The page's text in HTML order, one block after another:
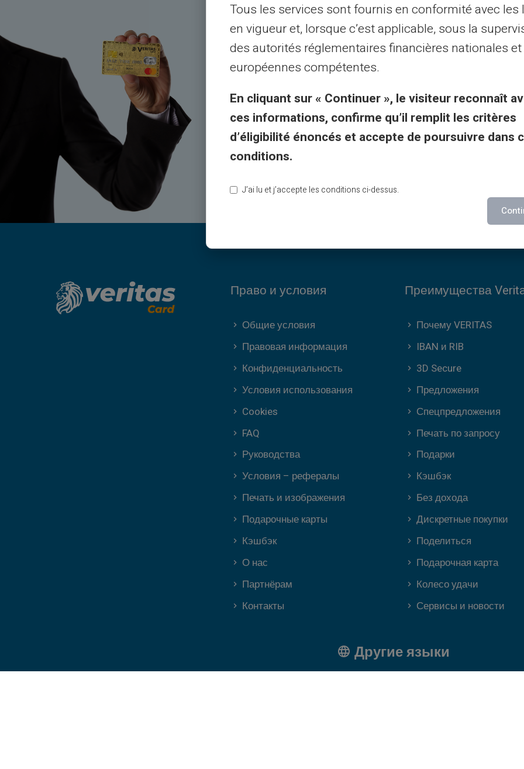
Обслуживание и
реальными людьми, а не
Обслуживание клиентов на английском языке к вашим
по билету 24/24, по
телефону с понедельника по субботу с 9:00 до
Свяжитесь с нами
Право и условия
Общие условия
Правовая информация
Конфиденциальность
Условия использования
Cookies
FAQ
Руководства
Условия – рефералы
Печать и изображения
Подарочные карты
Кэшбэк
О нас
Партнёрам
Контакты
Преимущества
Почему VERITAS
IBAN и RIB
3D Secure
Предложения
Спецпредложения
Печать по запросу
Подарки
Кэшбэк
Без дохода
Дискретные покупки
Поделиться
Подарочная карта
Колесо удачи
Сервисы и новости
Другие языки
Tous les services sont fournis en conformité avec les
en vigueur et, lorsque c’est applicable, sous la
des autorités réglementaires financières nationales et
européennes compétentes.
En cliquant sur « Continuer », le visiteur reconnaît
ces informations, confirme qu’il remplit les critères
d’éligibilité énoncés et accepte de poursuivre dans
conditions.
J’ai lu et j’accepte les conditions ci-dessus.